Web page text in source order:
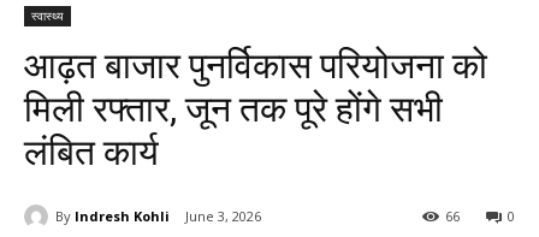
स्वास्थ्य
आढ़त बाजार पुनर्विकास परियोजना को
मिली रफ्तार, जून तक पूरे होंगे सभी
लंबित कार्य
By Indresh Kohli June 3, 2026 0
66